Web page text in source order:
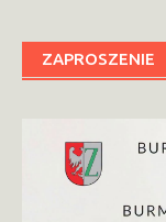
ZAPROSZENIE